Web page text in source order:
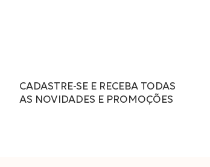
CADASTRE-SE E RECEBA TODAS
AS NOVIDADES E PROMOÇÕES